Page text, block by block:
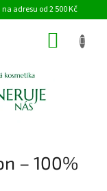
adresu od 2 500 Kč
– 100%